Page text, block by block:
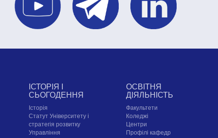
ІСТОРІЯ І
СЬОГОДЕННЯ
Історія
Статут Університету і
стратегія розвитку
Управління
ОСВІТНЯ
ДІЯЛЬНІСТЬ
Факультети
Коледжі
Центри
Профілі кафедр